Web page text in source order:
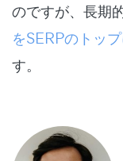
のですが、長期
をSERPのトッ
す。